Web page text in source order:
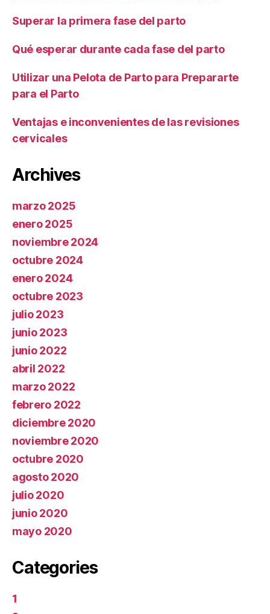
Superar la primera fase del parto
Qué esperar durante cada fase del parto
Utilizar una Pelota de Parto para Prepararte
para el Parto
Ventajas e inconvenientes de las revisiones
cervicales
Archives
marzo 2025
enero 2025
noviembre 2024
octubre 2024
enero 2024
octubre 2023
julio 2023
junio 2023
junio 2022
abril 2022
marzo 2022
febrero 2022
diciembre 2020
noviembre 2020
octubre 2020
agosto 2020
julio 2020
junio 2020
mayo 2020
Categories
1